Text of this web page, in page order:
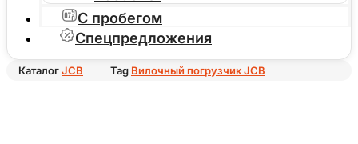
С пробегом
Спецпредложения
КаталогJCB Tag Вилочный погрузчик JCB